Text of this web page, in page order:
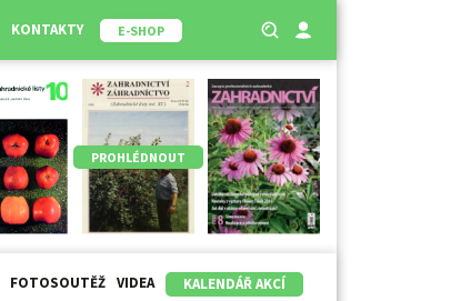
KONTAKTY E-SHOP
PROHLÉDNOUT
FOTOSOUTĚŽ VIDEA KALENDÁŘ AKCÍ